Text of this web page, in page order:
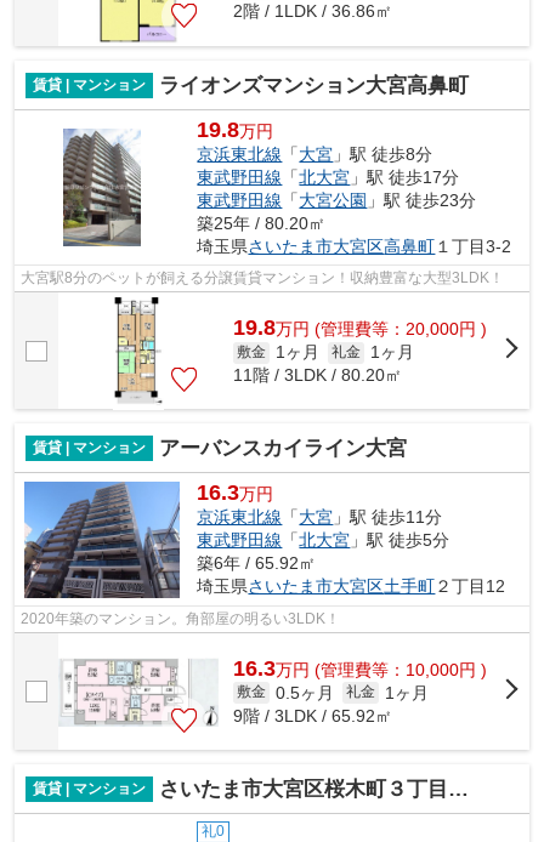
2階 / 1LDK / 36.86㎡
賃貸 | マンション ライオンズマンション大宮高鼻町
19.8万円
京浜東北線 「大宮 」駅 徒歩8分
東武野田線 「北大宮 」駅 徒歩17分
東武野田線 「大宮公園 」駅 徒歩23分
築25年 / 80.20㎡
埼玉県さいたま市大宮区高鼻町 １丁目3-2
大宮駅8分のペットが飼える分譲賃貸マンション！収納豊富な大型3LDK！
19.8万円 (管理費等：20,000円 )
敷金 1ヶ月 礼金
1ヶ月
11階 / 3LDK / 80.20㎡
賃貸 | マンション アーバンスカイライン大宮
16.3万円
京浜東北線 「大宮 」駅 徒歩11分
東武野田線 「北大宮 」駅 徒歩5分
築6年 / 65.92㎡
埼玉県さいたま市大宮区土手町２丁目12
2020年築のマンション。角部屋の明るい3LDK！
16.3万円 (管理費等：10,000円 )
敷金 0.5ヶ月 礼金
1ヶ月
9階 / 3LDK / 65.92㎡
賃貸 | マンション さいたま市大宮区桜木町３丁目のマンション
礼0